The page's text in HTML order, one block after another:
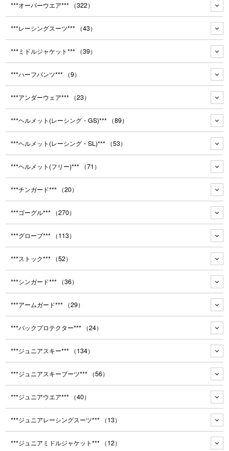
***オーバーウエア*** （322）
***レーシングスーツ*** （43）
***ミドルジャケット*** （39）
***ハーフパンツ*** （9）
***アンダーウェア*** （23）
***ヘルメット(レーシング・GS)*** （89）
***ヘルメット(レーシング・SL)*** （53）
***ヘルメット(フリー)*** （71）
***チンガード*** （20）
***ゴーグル*** （270）
***グローブ*** （113）
***ストック*** （52）
***シンガード*** （36）
***アームガード*** （29）
***バックプロテクター*** （24）
***ジュニアスキー*** （134）
***ジュニアスキーブーツ*** （56）
***ジュニアウエア*** （40）
***ジュニアレーシングスーツ*** （13）
***ジュニアミドルジャケット*** （12）